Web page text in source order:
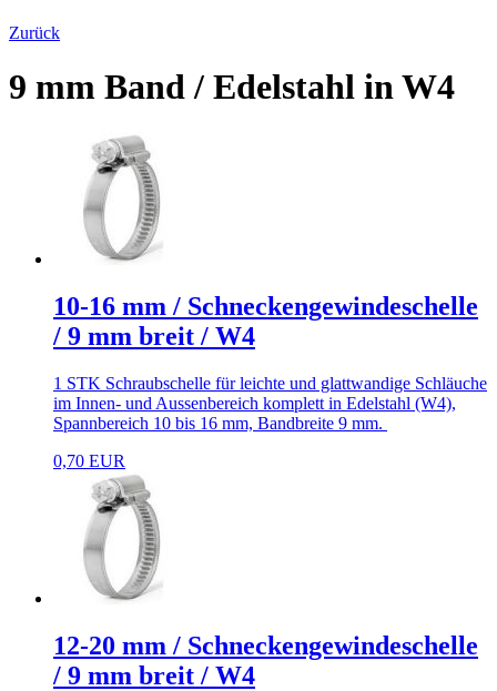
Zurück
9 mm Band / Edelstahl in W4
10-16 mm / Schneckengewindeschelle
/ 9 mm breit / W4
1 STK Schraubschelle für leichte und glattwandige Schläuche
im Innen- und Aussenbereich komplett in Edelstahl (W4),
Spannbereich 10 bis 16 mm, Bandbreite 9 mm.
0,70 EUR
12-20 mm / Schneckengewindeschelle
/ 9 mm breit / W4